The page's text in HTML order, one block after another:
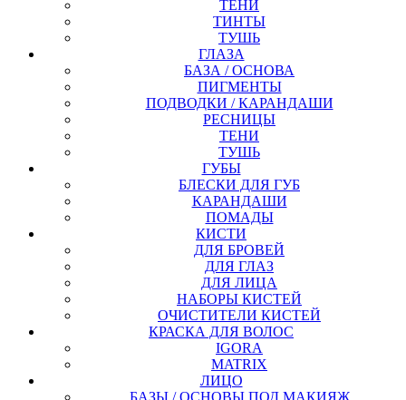
ТЕНИ
ТИНТЫ
ТУШЬ
ГЛАЗА
БАЗА / ОСНОВА
ПИГМЕНТЫ
ПОДВОДКИ / КАРАНДАШИ
РЕСНИЦЫ
ТЕНИ
ТУШЬ
ГУБЫ
БЛЕСКИ ДЛЯ ГУБ
КАРАНДАШИ
ПОМАДЫ
КИСТИ
ДЛЯ БРОВЕЙ
ДЛЯ ГЛАЗ
ДЛЯ ЛИЦА
НАБОРЫ КИСТЕЙ
ОЧИСТИТЕЛИ КИСТЕЙ
КРАСКА ДЛЯ ВОЛОС
IGORA
MATRIX
ЛИЦО
БАЗЫ / ОСНОВЫ ПОД МАКИЯЖ